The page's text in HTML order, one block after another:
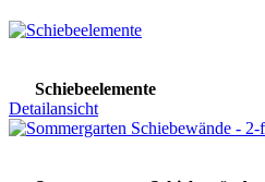
Schiebeelemente
Detailansicht